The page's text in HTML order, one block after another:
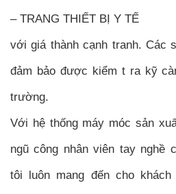
– TRANG THIẾT BỊ Y TẾ
với giá thành cạnh tranh. Các
đảm bảo được kiểm t ra kỹ
trường.
Với hệ thống máy móc sản
ngũ công nhân viên tay nghề
tôi luôn mang đến cho